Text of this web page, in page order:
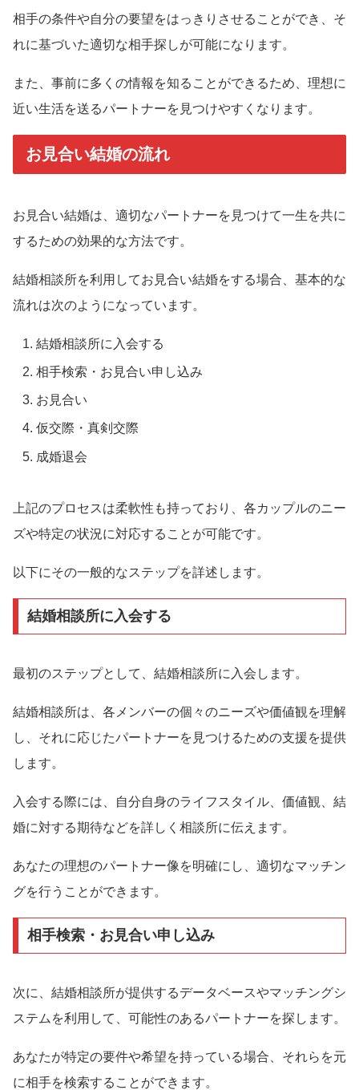
相手の条件や自分の要望をはっきりさせることができ、そ
れに基づいた適切な相手探しが可能になります。
また、事前に多くの情報を知ることができるため、理想に
近い生活を送るパートナーを見つけやすくなります。
お見合い結婚の流れ
お見合い結婚は、適切なパートナーを見つけて一生を共に
するための効果的な方法です。
結婚相談所を利用してお見合い結婚をする場合、基本的な
流れは次のようになっています。
結婚相談所に入会する
相手検索・お見合い申し込み
お見合い
仮交際・真剣交際
成婚退会
上記のプロセスは柔軟性も持っており、各カップルのニー
ズや特定の状況に対応することが可能です。
以下にその一般的なステップを詳述します。
結婚相談所に入会する
最初のステップとして、結婚相談所に入会します。
結婚相談所は、各メンバーの個々のニーズや価値観を理解
し、それに応じたパートナーを見つけるための支援を提供
します。
入会する際には、自分自身のライフスタイル、価値観、結
婚に対する期待などを詳しく相談所に伝えます。
あなたの理想のパートナー像を明確にし、適切なマッチン
グを行うことができます。
相手検索・お見合い申し込み
次に、結婚相談所が提供するデータベースやマッチングシ
ステムを利用して、可能性のあるパートナーを探します。
あなたが特定の要件や希望を持っている場合、それらを元
に相手を検索することができます。